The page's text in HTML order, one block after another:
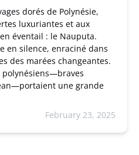
dorés de Polynésie,
luxuriantes et aux
éventail : le Nauputa.
en silence, enraciné dans
des marées changeantes.
une grande
February 23, 2025